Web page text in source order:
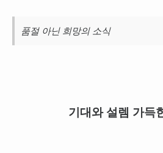
품절 아닌 희망의 소식
기대와 설렘 가득